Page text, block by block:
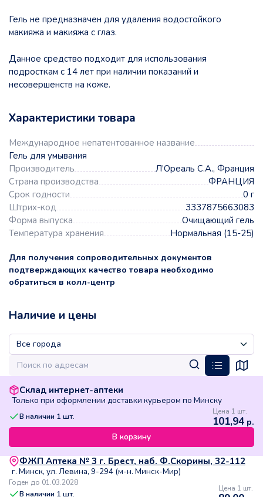
Гель не предназначен для удаления водостойкого
макияжа и макияжа с глаз.
Данное средство подходит для использования
подросткам с 14 лет при наличии показаний и
несовершенств на коже.
Характеристики товара
Международное непатентованное название
Гель для умывания
Производитель
Л'Ореаль С.А., Франция
Страна производства
ФРАНЦИЯ
Срок годности
0 г
Штрих-код
3337875663083
Форма выпуска
Очищающий гель
Температура хранения
Нормальная (15-25)
Для получения сопроводительных документов
подтверждающих качество товара необходимо
обратиться в колл-центр
Наличие и цены
Склад интернет-аптеки
Только при оформлении доставки курьером по Минску
В наличии 1 шт. Цена 1 шт.
101,94 р.
В корзину
ФЖП Аптека № 3 г. Брест, наб. Ф.Скорины, 32-112
г. Минск, ул. Левина, 9-294 (м-н. Минск-Мир)
Годен до 01.03.2028
В наличии 1 шт.
Цена 1 шт.